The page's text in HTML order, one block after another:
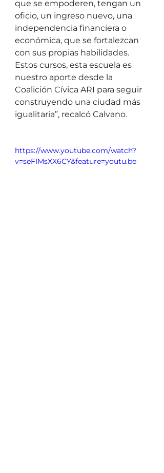
que se empoderen, tengan un
oficio, un ingreso nuevo, una
independencia financiera o
económica, que se fortalezcan
con sus propias habilidades.
Estos cursos, esta escuela es
nuestro aporte desde la
Coalición Cívica ARI para seguir
construyendo una ciudad más
igualitaria”, recalcó Calvano.
https://www.youtube.com/watch?
v=seFIMsXX6CY&feature=youtu.be